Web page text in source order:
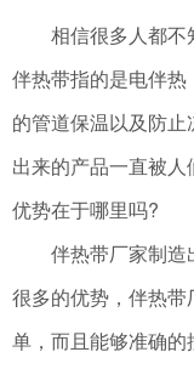
相信很多人都不
伴热带指的是电伴
的管道保温以及防
出来的产品一直被
优势在于哪里吗?
伴热带厂家制造
很多的优势，伴热
单，而且能够准确